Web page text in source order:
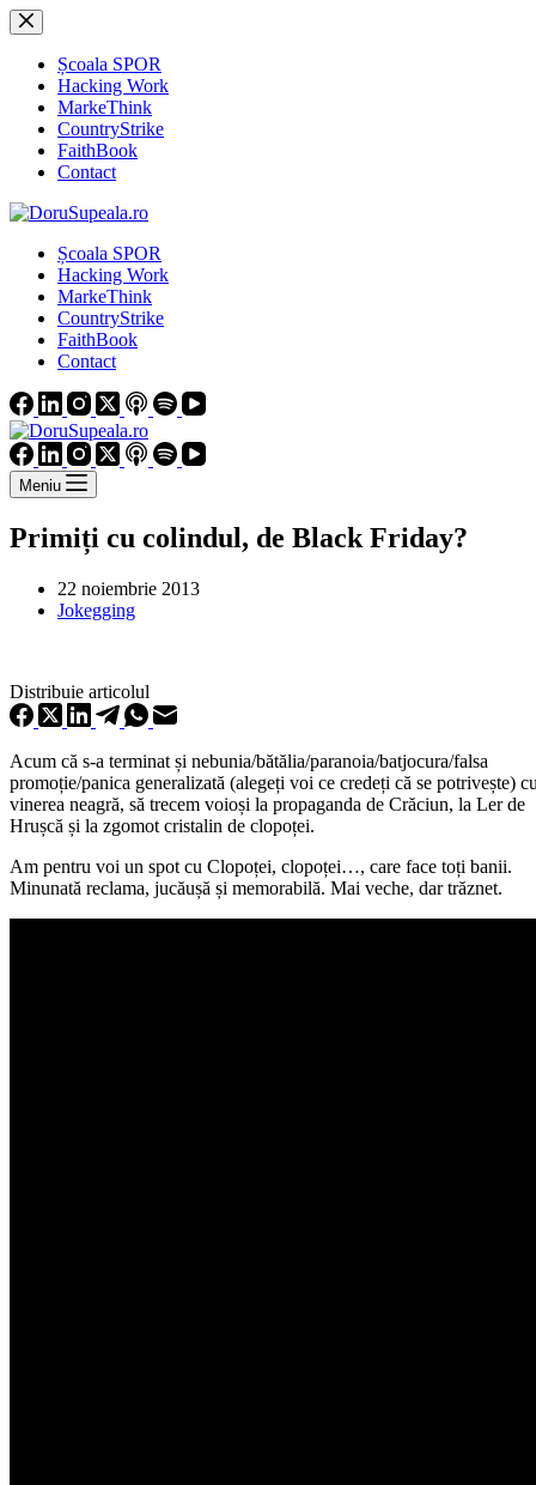
Sari
la
conținutȘcoala SPOR
Hacking Work
MarkeThink
CountryStrike
FaithBook
Contact
Școala SPOR
Hacking Work
MarkeThink
CountryStrike
FaithBook
Contact
Meniu
Primiți cu colindul, de Black Friday?
22 noiembrie 2013
Jokegging
Distribuie articolul
Acum că s-a terminat și nebunia/bătălia/paranoia/batjocura/falsa
promoție/panica generalizată (alegeți voi ce credeți că se potrivește)
vinerea neagră, să trecem voioși la propaganda de Crăciun, la Ler de
Hrușcă și la zgomot cristalin de clopoței.
Am pentru voi un spot cu Clopoței, clopoței…, care face toți banii.
Minunată reclama, jucăușă și memorabilă. Mai veche, dar trăznet.